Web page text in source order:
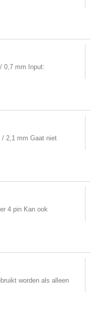
0,7 mm Input:
2,1 mm Gaat niet
4 pin Kan ook
worden als alleen